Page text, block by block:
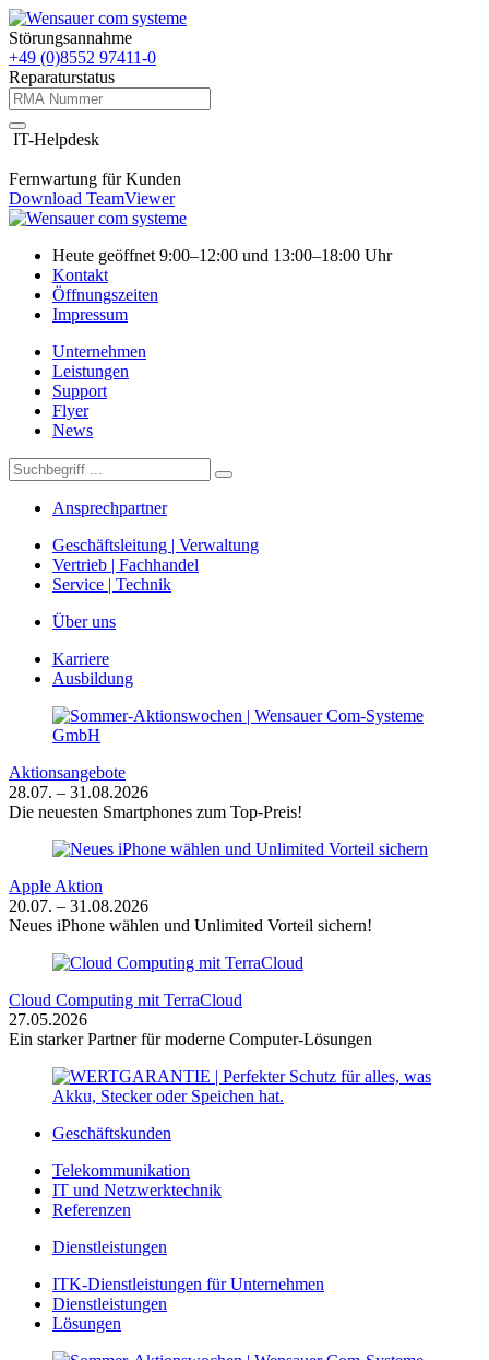
Störungsannahme
+49 (0)8552 97411-0
Reparaturstatus
IT-Helpdesk
Fernwartung für Kunden
Download TeamViewer
Heute geöffnet 9:00–12:00 und 13:00–18:00 Uhr
Kontakt
Öffnungszeiten
Impressum
Unternehmen
Leistungen
Support
Flyer
News
Ansprechpartner
Geschäftsleitung | Verwaltung
Vertrieb | Fachhandel
Service | Technik
Über uns
Karriere
Ausbildung
Aktionsangebote
28.07. – 31.08.2026
Die neuesten Smartphones zum Top-Preis!
Apple Aktion
20.07. – 31.08.2026
Neues iPhone wählen und Unlimited Vorteil sichern!
Cloud Computing mit TerraCloud
27.05.2026
Ein starker Partner für moderne Computer-Lösungen
Geschäftskunden
Telekommunikation
IT und Netzwerktechnik
Referenzen
Dienstleistungen
ITK-Dienstleistungen für Unternehmen
Dienstleistungen
Lösungen